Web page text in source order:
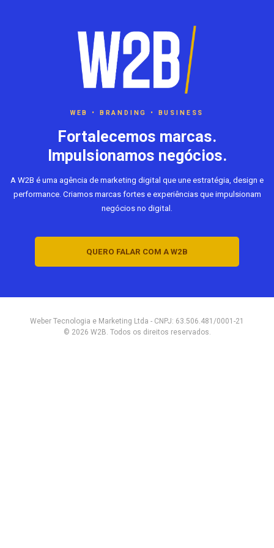
WEB • BRANDING • BUSINESS
Fortalecemos marcas.
Impulsionamos negócios.
A W2B é uma agência de marketing digital que une estratégia, design e
performance. Criamos marcas fortes e experiências que impulsionam
negócios no digital.
QUERO FALAR COM A W2B
Weber Tecnologia e Marketing Ltda - CNPJ: 63.506.481/0001-21
© 2026 W2B. Todos os direitos reservados.